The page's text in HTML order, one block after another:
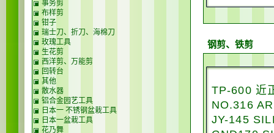
钢剪、铁剪
TP-600 近
NO.316
JY-145
事务剪
布样剪
钳子
瑞士刀、折刀、海棉刀
玫瑰工具
生花剪
西洋剪、万能剪
回转台
其他
散水器
铝合金园艺工具
日本一 不锈钢盆栽工具
日本一盆栽工具
花乃舞